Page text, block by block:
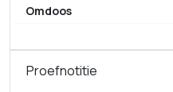
Omdoos
Proefnotitie